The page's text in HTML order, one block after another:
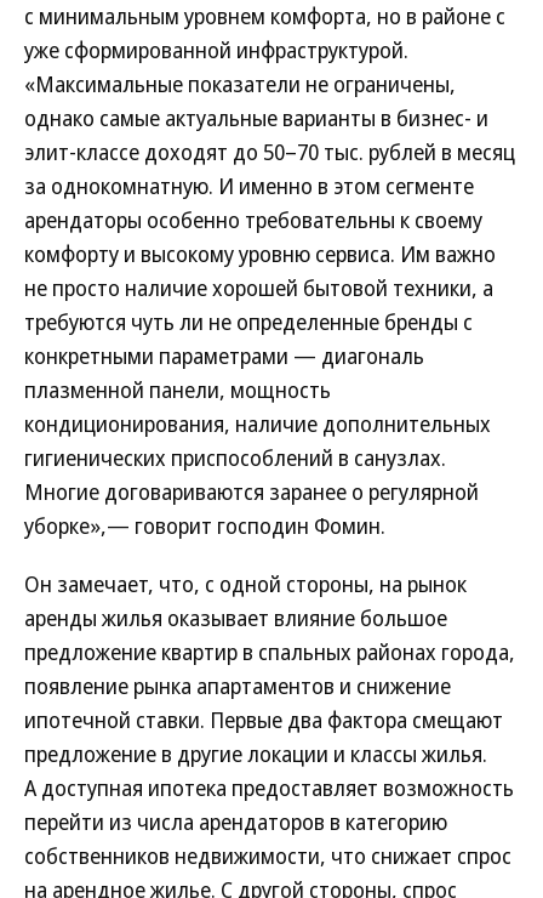
с минимальным уровнем комфорта, но в районе с
уже сформированной инфраструктурой.
«Максимальные показатели не ограничены,
однако самые актуальные варианты в бизнес- и
элит-классе доходят до 50–70 тыс. рублей в месяц
за однокомнатную. И именно в этом сегменте
арендаторы особенно требовательны к своему
комфорту и высокому уровню сервиса. Им важно
не просто наличие хорошей бытовой техники, а
требуются чуть ли не определенные бренды с
конкретными параметрами — диагональ
плазменной панели, мощность
кондиционирования, наличие дополнительных
гигиенических приспособлений в санузлах.
Многие договариваются заранее о регулярной
уборке»,— говорит господин Фомин.
Он замечает, что, с одной стороны, на рынок
аренды жилья оказывает влияние большое
предложение квартир в спальных районах города,
появление рынка апартаментов и снижение
ипотечной ставки. Первые два фактора смещают
предложение в другие локации и классы жилья.
А доступная ипотека предоставляет возможность
перейти из числа арендаторов в категорию
собственников недвижимости, что снижает спрос
на арендное жилье. С другой стороны, спрос